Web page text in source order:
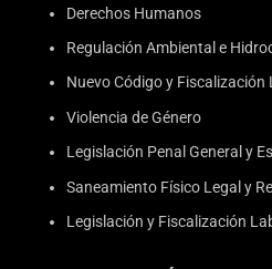
Derechos Humanos
Regulación Ambiental e
Nuevo Código y Fiscalización
Violencia de Género
Legislación Penal General y
Saneamiento Físico Legal y
Legislación y Fiscalización